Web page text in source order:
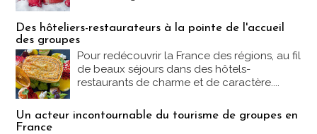
Des hôteliers-restaurateurs à la pointe de l'accueil
des groupes
Pour redécouvrir la France des régions, au fil
de beaux séjours dans des hôtels-
restaurants de charme et de caractère....
Un acteur incontournable du tourisme de groupes en
France